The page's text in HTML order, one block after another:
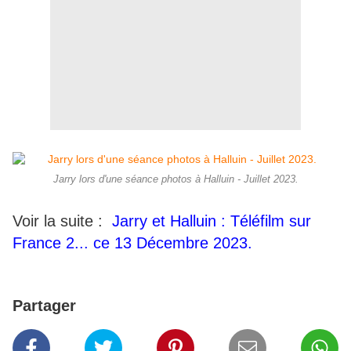
Jarry lors d'une séance photos à Halluin - Juillet 2023.
Voir la suite : Jarry et Halluin : Téléfilm sur
France 2... ce 13 Décembre 2023.
Partager